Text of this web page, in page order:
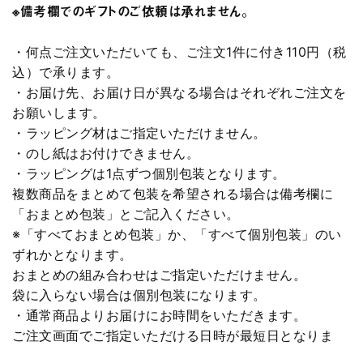
※備考欄でのギフトのご依頼は承れません。
・何点ご注文いただいても、ご注文1件に付き110円（税
込）で承ります。
・お届け先、お届け日が異なる場合はそれぞれご注文を
お願いします。
・ラッピング材はご指定いただけません。
・のし紙はお付けできません。
・ラッピングは1点ずつ個別包装となります。
複数商品をまとめて包装を希望される場合は備考欄に
「おまとめ包装」とご記入ください。
※「すべておまとめ包装」か、「すべて個別包装」のい
ずれかとなります。
おまとめの組み合わせはご指定いただけません。
袋に入らない場合は個別包装になります。
・通常商品よりお届けにお時間をいただきます。
ご注文画面でご指定いただける日時が最短日となりま